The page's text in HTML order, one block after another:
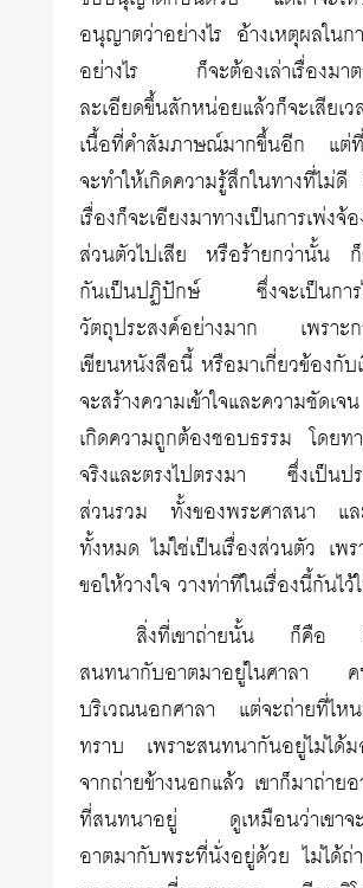
อนุญาตว่าอย่างไร อ้างเหตุผลในก
อย่างไร ก็จะต้องเล่าเรื่องมาต
ละเอียดขึ้นสักหน่อยแล้วก็จะเสียเ
เนื้อที่คำสัมภาษณ์มากขึ้นอีก แต่
จะทำให้เกิดความรู้สึกในทางที่ไม่
เรื่องก็จะเอียงมาทางเป็นการเพ่งจ้
ส่วนตัวไปเสีย หรือร้ายกว่านั้น
กันเป็นปฏิปักษ์ ซึ่งจะเป็นการ
วัตถุประสงค์อย่างมาก เพราะก
เขียนหนังสือนี้ หรือมาเกี่ยวข้องกับ
จะสร้างความเข้าใจและความชัด
เกิดความถูกต้องชอบธรรม โดยท
จริงและตรงไปตรงมา ซึ่งเป็นป
ส่วนรวม ทั้งของพระศาสนา แล
ทั้งหมด ไม่ใช่เป็นเรื่องส่วนตัว เพ
ขอให้วางใจ วางท่าทีในเรื่องนี้กันไ
สิ่งที่เขาถ่ายนั้น ก็คือ
สนทนากับอาตมาอยู่ในศาลา ค
บริเวณนอกศาลา แต่จะถ่ายที่ไ
ทราบ เพราะสนทนากันอยู่ไม่ไ
จากถ่ายข้างนอกแล้ว เขาก็มาถ่าย
ที่สนทนาอยู่ ดูเหมือนว่าเขาจะ
อาตมากับพระที่นั่งอยู่ด้วย ไม่ได้